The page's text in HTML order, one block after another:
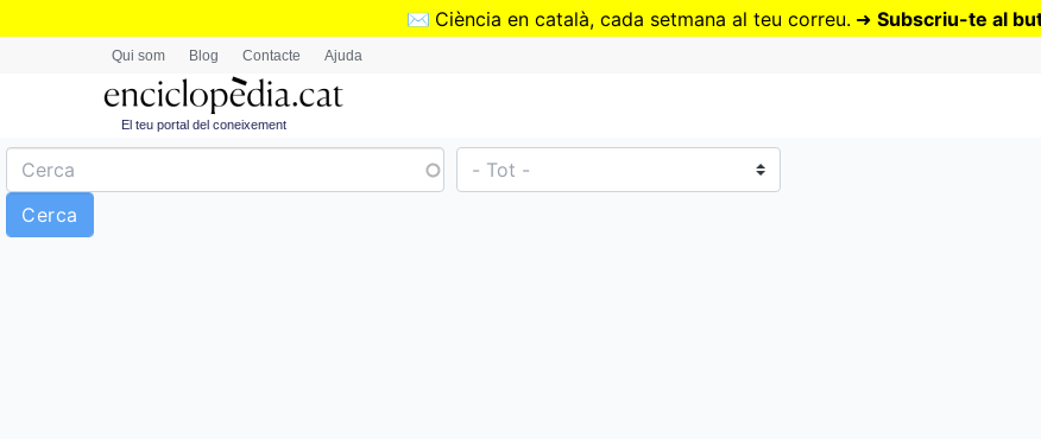
Vés
✉️ Ciència en català, cada setmana al teu correu. ➜ Subscriu-te al
Qui som Blog Contacte Ajuda
El teu portal del coneixement